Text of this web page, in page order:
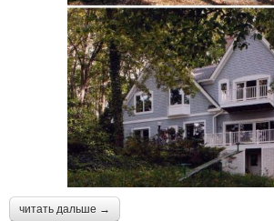
читать дальше →